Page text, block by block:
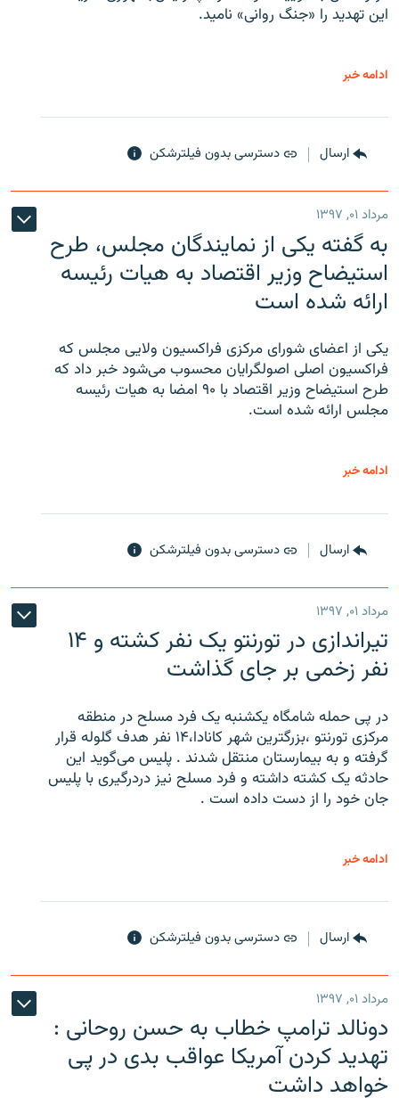
این تهدید را «جنگ روانی» نامید.
ادامه خبر
ارسال دسترسی بدون فیلترشکن
مرداد ۰۱, ۱۳۹۷
به گفته یکی از نمایندگان مجلس، طرح
استیضاح وزیر اقتصاد به هیات رئیسه
ارائه شده است
یکی از اعضای شورای مرکزی فراکسیون ولایی مجلس که
فراکسیون اصلی اصولگرایان محسوب می‌شود خبر داد که
طرح استیضاح وزیر اقتصاد با ۹۰ امضا به هیات رئیسه
مجلس ارائه شده است.
ادامه خبر
ارسال دسترسی بدون فیلترشکن
مرداد ۰۱, ۱۳۹۷
تیراندازی در تورنتو یک نفر کشته و ۱۴
نفر زخمی بر جای گذاشت
در پی حمله شامگاه یکشنبه یک فرد مسلح در منطقه
مرکزی تورنتو ،‌بزرگترین شهر کانادا،۱۴ نفر هدف گلوله قرار
گرفته و به بیمارستان منتقل شدند . پلیس می‌گوید این
حادثه یک کشته داشته و فرد مسلح نیز دردرگیری با پلیس
جان خود را از دست داده است .
ادامه خبر
ارسال دسترسی بدون فیلترشکن
مرداد ۰۱, ۱۳۹۷
دونالد ترامپ خطاب به حسن روحانی :
تهدید کردن آمریکا عواقب بدی در پی
خواهد داشت